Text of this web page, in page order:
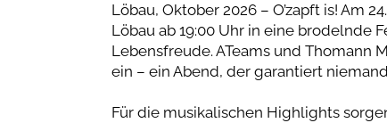
Löbau, Oktober 2026 – O’zapft is! Am
Löbau ab 19:00 Uhr in eine brodelnde
Lebensfreude. ATeams und Thomann
ein – ein Abend, der garantiert
Für die musikalischen Highlights